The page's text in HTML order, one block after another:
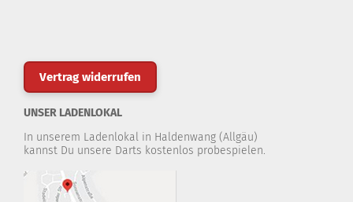
Vertrag widerrufen
UNSER LADENLOKAL
In unserem Ladenlokal in Haldenwang (Allgäu)
kannst Du unsere Darts kostenlos probespielen.